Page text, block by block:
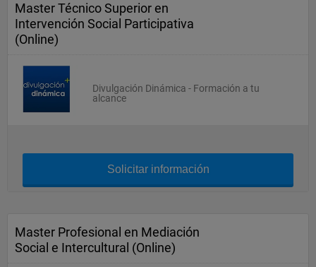
Master Técnico Superior en
Intervención Social Participativa
(Online)
Divulgación Dinámica - Formación a tu
alcance
Solicitar información
Master Profesional en Mediación
Social e Intercultural (Online)